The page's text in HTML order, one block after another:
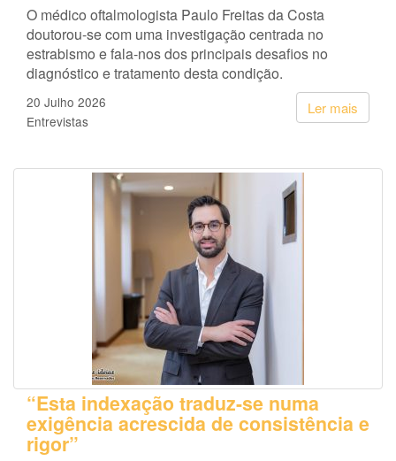
O médico oftalmologista Paulo Freitas da Costa
doutorou-se com uma investigação centrada no
estrabismo e fala-nos dos principais desafios no
diagnóstico e tratamento desta condição.
Ler mais
20 Julho 2026
Entrevistas
“Esta indexação traduz-se numa
exigência acrescida de consistência e
rigor”